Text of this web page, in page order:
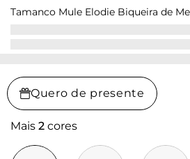
Tamanco Mule Elodie Biqueira de
Quero de presente
Mais 2 cores